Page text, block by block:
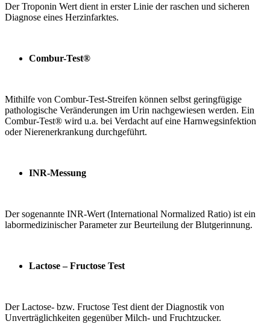
Der Troponin Wert dient in erster Linie der raschen und sicheren
Diagnose eines Herzinfarktes.
Combur-Test®
Mithilfe von Combur-Test-Streifen können selbst geringfügige
pathologische Veränderungen im Urin nachgewiesen werden. Ein
Combur-Test® wird u.a. bei Verdacht auf eine Harnwegsinfektion
oder Nierenerkrankung durchgeführt.
INR-Messung
Der sogenannte INR-Wert (International Normalized Ratio) ist ein
labormedizinischer Parameter zur Beurteilung der Blutgerinnung.
Lactose – Fructose Test
Der Lactose- bzw. Fructose Test dient der Diagnostik von
Unverträglichkeiten gegenüber Milch- und Fruchtzucker.